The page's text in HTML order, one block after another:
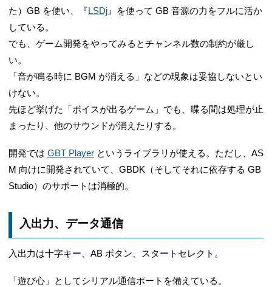
た）GB を使い、『LSDj 』を使って GB 音源の力をフルに活か
している。
でも、ゲーム開発をやってみるとチャンネル数の制約が厳し
い。
「音が鳴る時に BGM が消える」などの現象は妥協しないとい
けない。
先ほど挙げた「ボイスが出るゲーム」でも、喋る間は処理が止
まったり、他のサウンドが消えたりする。
開発では GBT Player というライブラリが使える。ただし、AS
M 向けに開発されていて、GBDK（そしてそれに依存する GB
Studio）のサポートは消極的。
入出力、データ通信
入出力は十字キー、AB ボタン、スタートセレクト。
「遊び心」としてシリアル通信ポートを備えている。